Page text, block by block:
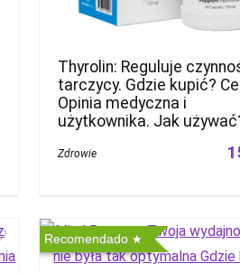
Thyrolin: Reguluje
tarczycy. Gdzie kupić?
Opinia medyczna i
użytkownika. Jak
Zdrowie
Recomendado